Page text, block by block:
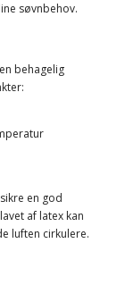
søvnbehov.
behagelig
en god
af latex kan
luften cirkulere.